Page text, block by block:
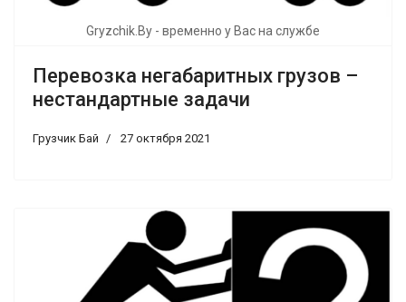
Gryzchik.By - временно у Вас на службе
Перевозка негабаритных грузов –
нестандартные задачи
Грузчик Бай 27 октября 2021